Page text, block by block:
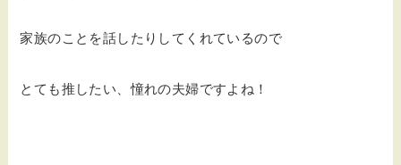
家族のことを話したりしてくれているので
とても推したい、憧れの夫婦ですよね！